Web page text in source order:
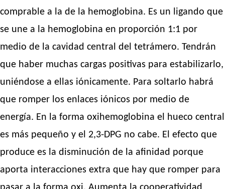
comprable a la de la hemoglobina. Es un ligando que
se une a la hemoglobina en proporción 1:1 por
medio de la cavidad central del tetrámero. Tendrán
que haber muchas cargas positivas para estabilizarlo,
uniéndose a ellas iónicamente. Para soltarlo habrá
que romper los enlaces iónicos por medio de
energía. En la forma oxihemoglobina el hueco central
es más pequeño y el 2,3-DPG no cabe. El efecto que
produce es la disminución de la afinidad porque
aporta interacciones extra que hay que romper para